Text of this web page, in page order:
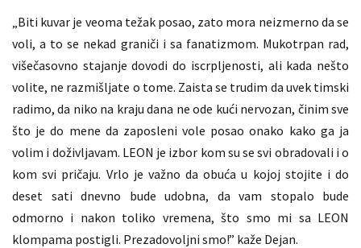
„Biti kuvar je veoma težak posao, zato mora neizmerno da se
voli, a to se nekad graniči i sa fanatizmom. Mukotrpan rad,
višečasovno stajanje dovodi do iscrpljenosti, ali kada nešto
volite, ne razmišljate o tome. Zaista se trudim da uvek timski
radimo, da niko na kraju dana ne ode kući nervozan, činim sve
što je do mene da zaposleni vole posao onako kako ga ja
volim i doživljavam. LEON je izbor kom su se svi obradovali i o
kom svi pričaju. Vrlo je važno da obuća u kojoj stojite i do
deset sati dnevno bude udobna, da vam stopalo bude
odmorno i nakon toliko vremena, što smo mi sa LEON
klompama postigli. Prezadovoljni smo!” kaže Dejan.